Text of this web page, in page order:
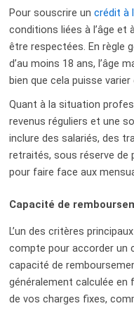
Pour souscrire uncrédit à
conditions liées à l’âge
être respectées. En règle
d’au moins 18 ans, l’âge
bien que cela puisse
Quant à la situation
revenus réguliers et une
inclure des salariés, des
retraités, sous réserve de
pour faire face aux
Capacité de
L’un des critères
compte pour accorder un
capacité de
généralement calculée
de vos charges fixes,